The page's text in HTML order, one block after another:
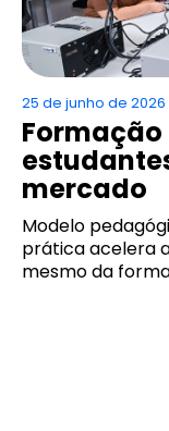
25 de junho de 2026
mercado
Modelo
prática acelera
mesmo da